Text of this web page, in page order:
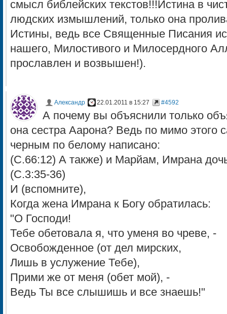
смысл библейских текстов!!!Истина в
людских измышлений, только она
Истины, ведь все Священные Писания
нашего, Милостивого и Милосердного
прославлен и возвышен!).
Александр 22.01.2011 в 15:27 #4592
А почему вы объяснили только
она сестра Аарона? Ведь по мимо этого
черным по белому написано:
(С.66:12) А также) и Марйам, Имрана
(С.3:35-36)
И (вспомните),
Когда жена Имрана к Богу обратилась:
"О Господи!
Тебе обетовала я, что уменя во чреве, -
Освобожденное (от дел мирских,
Лишь в услужение Тебе),
Прими же от меня (обет мой), -
Ведь Ты все слышишь и все знаешь!"